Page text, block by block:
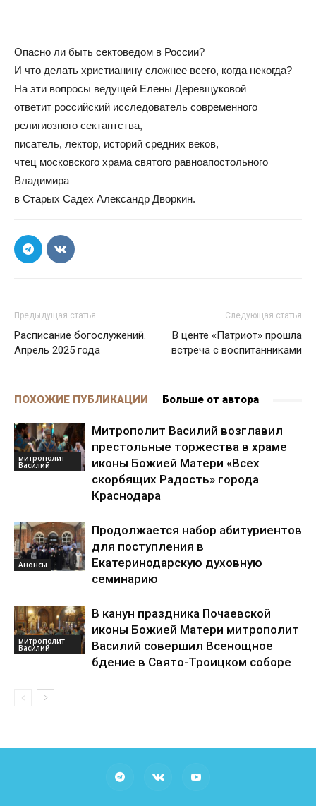
Опасно ли быть сектоведом в России?
И что делать христианину сложнее всего, когда некогда?
На эти вопросы ведущей Елены Деревщуковой
​​​​​​​ответит российский исследователь современного
религиозного сектантства,
​​​​​​​писатель, лектор, историй средних веков,
​​​​​​​чтец московского храма святого равноапостольного
Владимира
​​​​​​​в Старых Садех Александр Дворкин.
Предыдущая статья
Расписание богослужений.
Апрель 2025 года
Следующая статья
В центе «Патриот» прошла
встреча с воспитанниками
ПОХОЖИЕ ПУБЛИКАЦИИ Больше от автора
митрополит
Василий
Митрополит Василий возглавил
престольные торжества в храме
иконы Божией Матери «Всех
скорбящих Радость» города
Краснодара
Анонсы
Продолжается набор абитуриентов
для поступления в
Екатеринодарскую духовную
семинарию
митрополит
Василий
В канун праздника Почаевской
иконы Божией Матери митрополит
Василий совершил Всенощное
бдение в Свято-Троицком соборе